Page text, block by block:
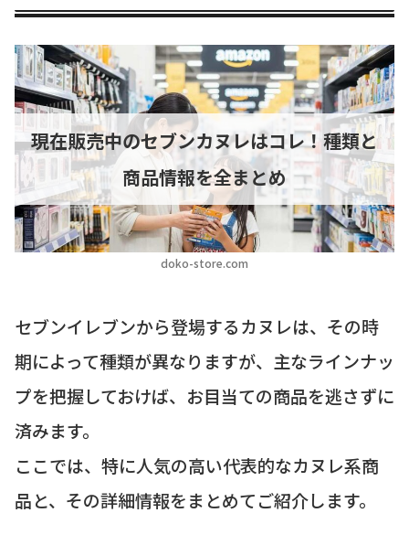
doko-store.com
現在販売中のセブンカヌレはコレ！種類と
商品情報を全まとめ
セブンイレブンから登場するカヌレは、その時
期によって種類が異なりますが、主なラインナッ
プを把握しておけば、お目当ての商品を逃さずに
済みます。
ここでは、特に人気の高い代表的なカヌレ系商
品と、その詳細情報をまとめてご紹介します。